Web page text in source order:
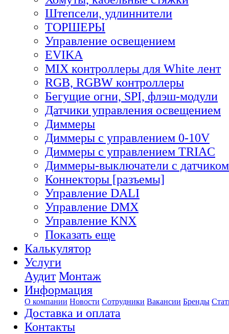
Штепсели, удлиннители
ТОРШЕРЫ
Управление освещением
EVIKA
MIX контроллеры для White лент
RGB, RGBW контроллеры
Бегущие огни, SPI, флэш-модули
Датчики управления освещением
Диммеры
Диммеры с управлением 0-10V
Диммеры с управлением TRIAC
Диммеры-выключатели с датчиком
Коннекторы [разъемы]
Управление DALI
Управление DMX
Управление KNX
Показать еще
Калькулятор
Услуги
Аудит Монтаж
Информация
О компании Новости Сотрудники Вакансии Бренды
Доставка и оплата
Контакты